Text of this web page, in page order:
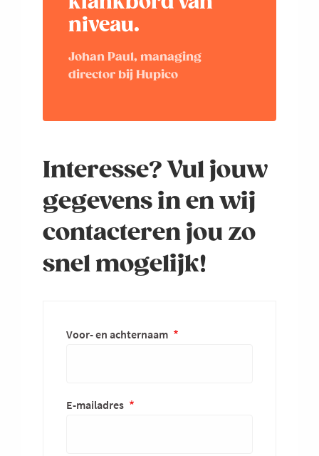
niveau.
Johan Paul, managing
director bij Hupico
Interesse? Vul jouw
gegevens in en wij
contacteren jou zo
snel mogelijk!
Voor- en achternaam
E-mailadres